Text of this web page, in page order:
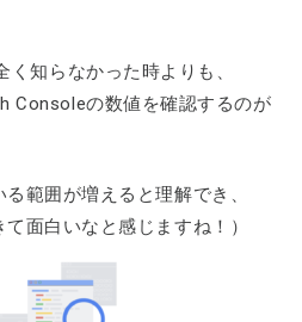
知らなかった時よりも、
Consoleの数値を確認するのが
範囲が増えると理解でき、
面白いなと感じますね！）